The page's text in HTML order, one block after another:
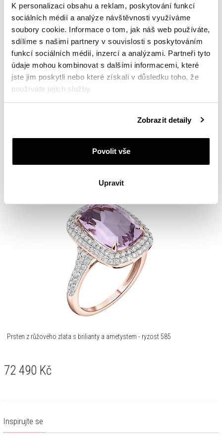
K personalizaci obsahu a reklam, poskytování funkcí
sociálních médií a analýze návštěvnosti využíváme
soubory cookie. Informace o tom, jak náš web používáte,
sdílíme s našimi partnery v souvislosti s poskytováním
funkcí sociálních médií, inzercí a analýzami. Partneři tyto
údaje mohou kombinovat s dalšími informacemi, které
jste jim poskytli nebo které získali v důsledku toho, že
používáte jejich služby.
Zásadách ochrany osobních údajů
Zobrazit detaily
Povolit vše
Upravit
Přívěsek z růžového zlata s brilianty a ametystem - ryzost 585
Prsten z růžového zlata s brilianty a ametystem - ryzost 585
72 490 Kč
Inspirujte se